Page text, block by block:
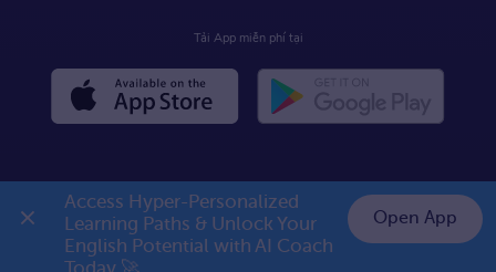
Tải App miễn phí tại
Access Hyper-Personalized
Learning Paths & Unlock Your
English Potential with AI Coach
Open App